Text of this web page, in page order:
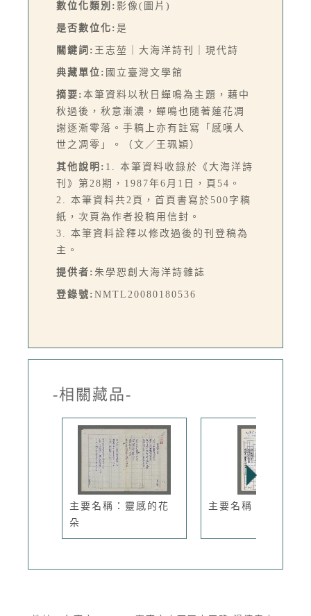
數位化類別: 影像(圖片)
是否數位化: 是
關鍵詞: 王志堃｜大海洋詩刊｜現代詩
典藏單位: 國立臺灣文學館
摘要: 本筆資料以秋日蟬鳴為主題，藉中
秋過後，秋意漸濃，蟬鳴也隨著蓮花凋
謝逐漸零落。手稿上亦有註寫「感嘆人
世之凋零」。（文／王珮穎）
其他說明: 1. 本筆資料收錄於《大海洋詩
刊》第28期，1987年6月1日，頁54。
2. 本筆資料共2頁，首頁書寫於500字稿
紙，次頁為作者投稿用信封。
3. 本筆資料詮釋以修改過後的刊登稿為
主。
提供者: 朱學恕創大海洋詩雜誌
登錄號: NMTL20080180536
-相關藏品-
主要名稱：靈感的花
朵
主要名稱：落日